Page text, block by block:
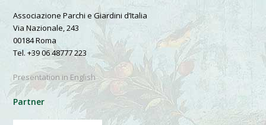
Associazione Parchi e Giardini d’Italia
Via Nazionale, 243
00184 Roma
Tel. +39 06 48777 223
Presentation in English
Partner